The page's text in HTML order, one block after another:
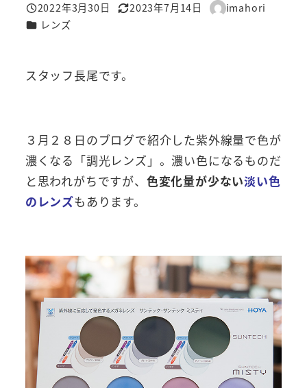
投稿日
2022年3月30日
更新日
2023年7月14日
著
imahori
カテゴリー
レンズ
スタッフ長尾です。
３月２８日のブログで紹介した紫外線量で色が
濃くなる「調光レンズ」。濃い色になるものだ
と思われがちですが、 色変化量が少ない淡い色
のレンズもあります。